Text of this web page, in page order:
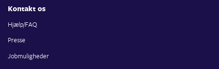
Kontakt os
Hjælp/FAQ
Presse
Jobmuligheder